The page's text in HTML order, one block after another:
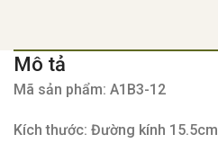
Mô tả
Mã sản phẩm: A1B3-12
Kích thước: Đường kính 15.5cm